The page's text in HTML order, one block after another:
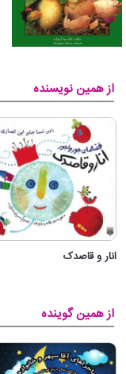
از همین نویسنده
انار و قاصدک
از همین گوینده